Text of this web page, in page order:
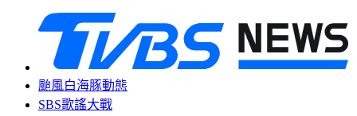
颱風白海豚動態
SBS歌謠大戰